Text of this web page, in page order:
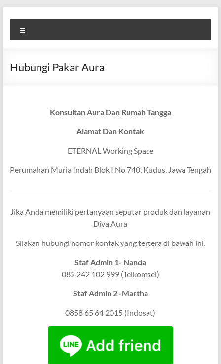
to
content
Diva
Aura
Pusat
Layanan
Buka
Hubungi Pakar Aura
Konsultan Aura Dan Rumah Tangga
Alamat Dan Kontak
ETERNAL Working Space
Perumahan Muria Indah Blok I No 740, Kudus, Jawa Tengah
Jika Anda memiliki pertanyaan seputar produk dan layanan
Diva Aura
Silakan hubungi nomor kontak yang tertera di bawah ini.
Staf Admin 1- Nanda
082 242 102 999 (Telkomsel)
Staf Admin 2 -Martha
0858 65 64 2015 (Indosat)